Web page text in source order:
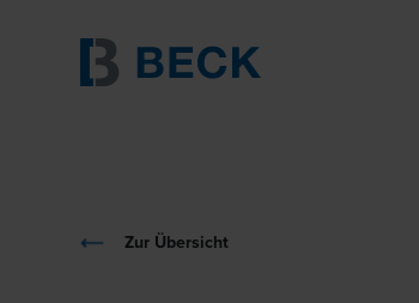
Zur Übersicht